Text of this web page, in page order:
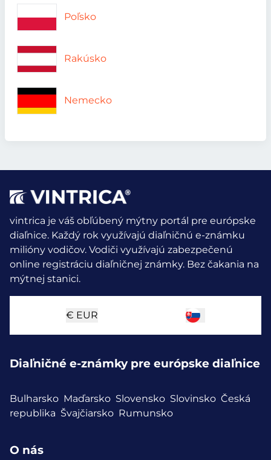
Poľsko
Rakúsko
Nemecko
vintrica je váš obľúbený mýtny portál pre európske
diaľnice. Každý rok využívajú diaľničnú e-známku
milióny vodičov. Vodiči využívajú zabezpečenú
online registráciu diaľničnej známky. Bez čakania na
mýtnej stanici.
€ EUR
Diaľničné e-známky pre európske diaľnice
Bulharsko Maďarsko Slovensko Slovinsko Česká
republika Švajčiarsko Rumunsko
O nás